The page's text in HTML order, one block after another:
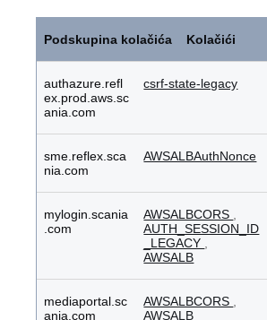
definiranje
publike
Podskupina kolačića Kolačići
authazure.refl
ex.prod.aws.sc
ania.com
csrf-state-legacy
sme.reflex.sca
nia.com
AWSALBAuthNonce
mylogin.scania
.com
AWSALBCORS
AUTH_SESSION_ID
_LEGACY
AWSALB
mediaportal.sc
ania.com
AWSALBCORS
AWSALB